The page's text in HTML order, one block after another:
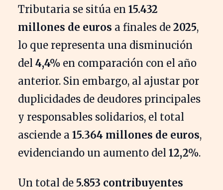
Tributaria se sitúa en 15.432
millones de euros a finales de 2025,
lo que representa una disminución
del 4,4% en comparación con el año
anterior. Sin embargo, al ajustar por
duplicidades de deudores principales
y responsables solidarios, el total
asciende a 15.364 millones de euros,
evidenciando un aumento del 12,2%.
Un total de 5.853 contribuyentes